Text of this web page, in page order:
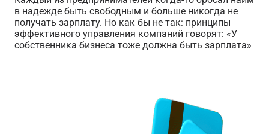
в надежде быть свободным и больше никогда не
получать зарплату. Но как бы не так: принципы
эффективного управления компаний говорят: «У
собственника бизнеса тоже должна быть зарплата»